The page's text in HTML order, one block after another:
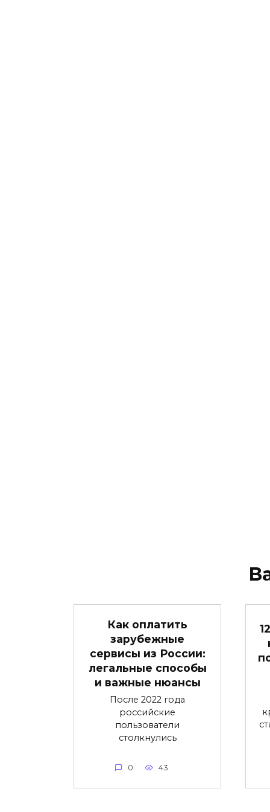
Как оплатить
зарубежные
сервисы из России:
легальные способы
и важные нюансы
После 2022 года
российские
пользователи
столкнулись
0 43